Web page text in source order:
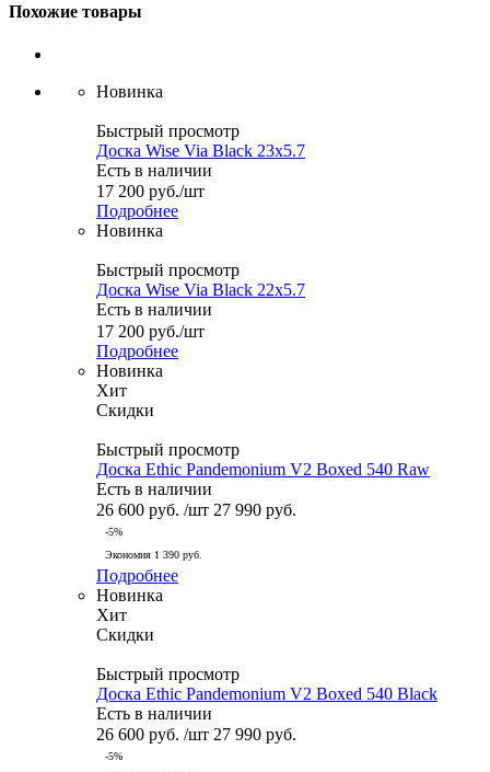
Похожие товары
Новинка
Быстрый просмотр
Доска Wise Via Black 23x5.7
Есть в наличии
17 200 руб./шт
Подробнее
Новинка
Быстрый просмотр
Доска Wise Via Black 22x5.7
Есть в наличии
17 200 руб./шт
Подробнее
Новинка
Хит
Скидки
Быстрый просмотр
Доска Ethic Pandemonium V2 Boxed 540 Raw
Есть в наличии
26 600 руб. /шт 27 990 руб.
-5%
Экономия 1 390 руб.
Подробнее
Новинка
Хит
Скидки
Быстрый просмотр
Доска Ethic Pandemonium V2 Boxed 540 Black
Есть в наличии
26 600 руб. /шт 27 990 руб.
-5%